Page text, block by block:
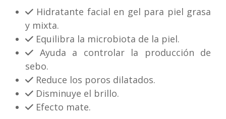
Hidratante facial en gel para piel grasa
y mixta.
Equilibra la microbiota de la piel.
Ayuda a controlar la producción de
sebo.
Reduce los poros dilatados.
Disminuye el brillo.
Efecto mate.